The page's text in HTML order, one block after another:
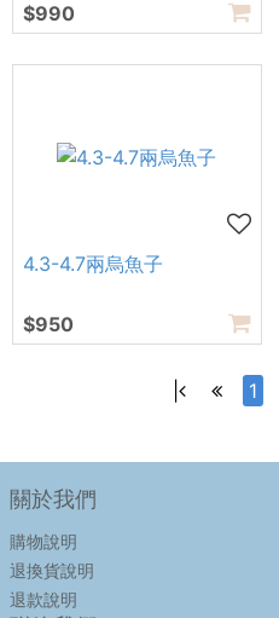
$990
4.3-4.7兩烏魚子
$950
| 1
關於我們
購物說明
退換貨說明
退款說明